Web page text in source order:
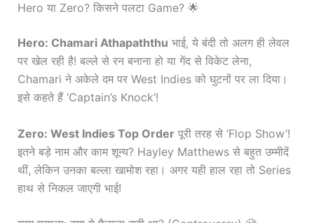
Hero या Zero? किसने पलटा Game? 🌟
Hero: Chamari Athapaththu भाई, ये बंदी तो अलग ही लेवल
पर खेल रही है! बल्ले से रन बनाना हो या गेंद से विकेट लेना,
Chamari ने अकेले दम पर West Indies को घुटनों पर ला दिया।
इसे कहते हैं ‘Captain’s Knock’!
Zero: West Indies Top Orderपूरी तरह से ‘Flop Show’!
इतने बड़े नाम और काम शून्य? Hayley Matthews से बहुत उम्मीदें
थीं, लेकिन उनका बल्ला खामोश रहा। अगर यही हाल रहा तो Series
हाथ से निकल जाएगी भाई!